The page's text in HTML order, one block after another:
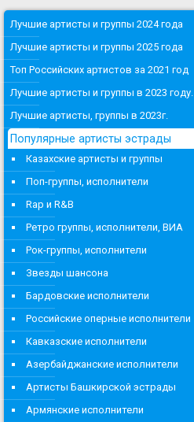
Лучшие артисты и группы 2024 года
Лучшие артисты и группы 2025 года
Топ Российских артистов за 2021 год
Лучшие артисты и группы в 2023 году.
Лучшие артисты, группы в 2023г.
Популярные артисты эстрады
Казахские артисты и группы
Поп-группы, исполнители
Rap и R&B
Ретро группы, исполнители, ВИА
Рок-группы, исполнители
Звезды шансона
Бардовские исполнители
Российские оперные исполнители
Кавказские исполнители
Азербайджанские исполнители
Артисты Башкирской эстрады
Армянские исполнители